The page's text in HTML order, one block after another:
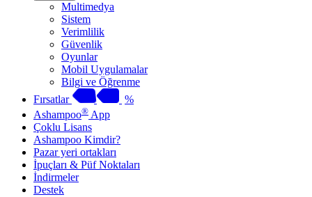
Multimedya
Sistem
Verimlilik
Güvenlik
Oyunlar
Mobil Uygulamalar
Bilgi ve Öğrenme
Fırsatlar
%
Ashampoo® App
Çoklu Lisans
Ashampoo Kimdir?
Pazar yeri ortakları
İpuçları & Püf Noktaları
İndirmeler
Destek